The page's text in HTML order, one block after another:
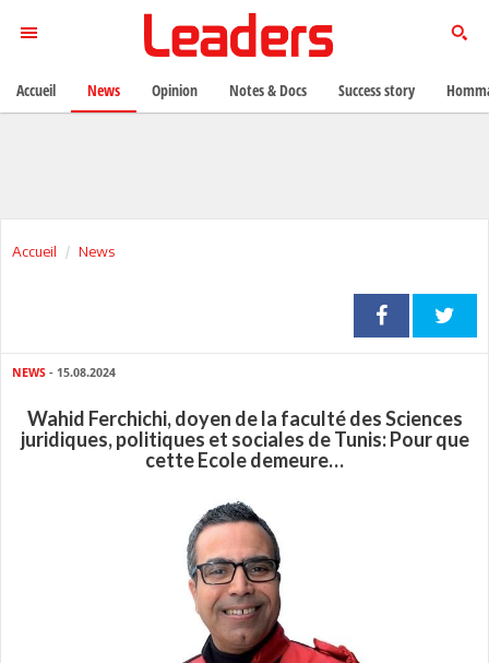
Accueil News
NEWS - 15.08.2024
Wahid Ferchichi, doyen de la faculté des Sciences
juridiques, politiques et sociales de Tunis: Pour que
cette Ecole demeure…
Accueil News Opinion Notes & Docs Success story